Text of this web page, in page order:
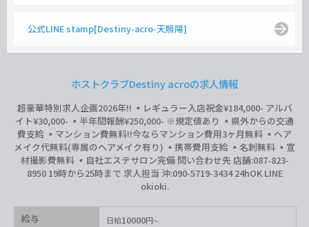
公式LINE stamp[Destiny-acro-天照陽]
ホストクラブDestiny acroの求人情報
超豪華特別求人企画2026年‼︎ ▪️レギュラー入店祝金¥184,000- アルバ
イト¥30,000- ▪️半年間報酬¥250,000- ※規定値あり ▪️県外からの交通
費支給 ▪️マンション費無料‼︎今ならマンション費用3ヶ月無料 ▪️ヘア
メイク代無料(専属のヘアメイク有り) ▪️携帯費用支給 ▪️名刺無料 ▪️宣
材撮影費無料 ▪️自社エステサロン完備 問い合わせ先 店舗:087-823-
8950 19時から25時まで 求人担当 沖:090-5719-3434 24hOK LINE
okioki.
給与 日給10000円